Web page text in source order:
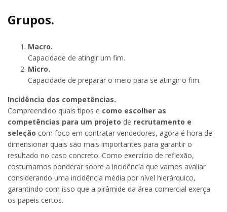
Grupos.
Macro.
Capacidade de atingir um fim.
Micro.
Capacidade de preparar o meio para se atingir o fim.
Incidência das competências.
Compreendido quais tipos e como escolher as
competências para um projeto de recrutamento e
seleção com foco em contratar vendedores, agora é hora de
dimensionar quais são mais importantes para garantir o
resultado no caso concreto. Como exercício de reflexão,
costumamos ponderar sobre a incidência que vamos avaliar
considerando uma incidência média por nível hierárquico,
garantindo com isso que a pirâmide da área comercial exerça
os papeis certos.